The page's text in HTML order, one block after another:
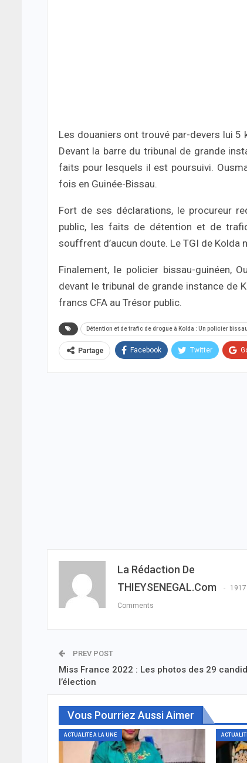
Les douaniers ont trouvé par-devers lui 5
Devant la barre du tribunal de grande
faits pour lesquels il est poursuivi.
fois en Guinée-Bissau.
Fort de ses déclarations, le procureur
public, les faits de détention et de
souffrent d’aucun doute. Le TGI de Kolda
Finalement, le policier bissau-guinéen,
devant le tribunal de grande instance de
francs CFA au Trésor public.
Détention et de trafic de drogue à Kolda : Un policier
Partage Facebook Twitter
La Rédaction De
THIEYSENEGAL.com
Comments
PREV POST
Miss France 2022 : Les photos des 29
l’élection
Vous Pourriez Aussi Aimer
ACTUALITÉ À LA UNE